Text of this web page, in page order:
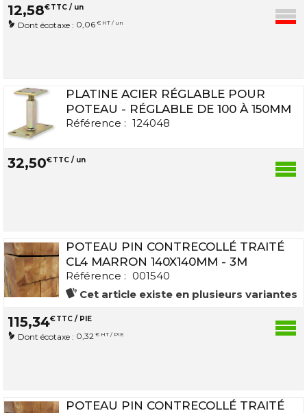
12,58€TTC / un
Dont écotaxe : 0,06 € HT / un
PLATINE ACIER RÉGLABLE POUR
POTEAU - RÉGLABLE DE 100 À 150MM
Référence : 124048
32,50€TTC / un
POTEAU PIN CONTRECOLLÉ TRAITÉ
CL4 MARRON 140X140MM - 3M
Référence : 001540
Cet article existe en plusieurs variantes
115,34€TTC / PIE
Dont écotaxe : 0,32 € HT / PIE
POTEAU PIN CONTRECOLLÉ TRAITÉ